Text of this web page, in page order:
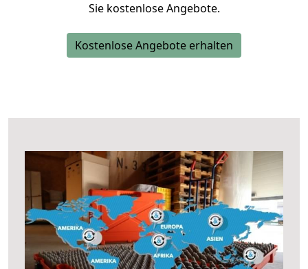
Sie kostenlose Angebote.
Kostenlose Angebote erhalten